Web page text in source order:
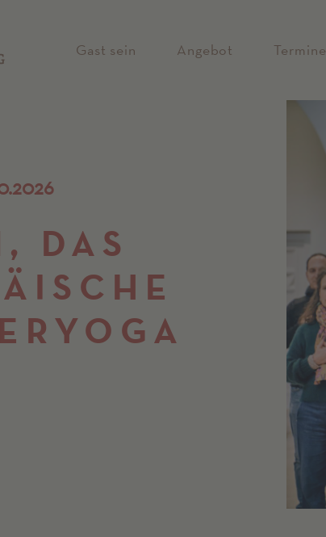
Gast sein Angebot Termine
DAS